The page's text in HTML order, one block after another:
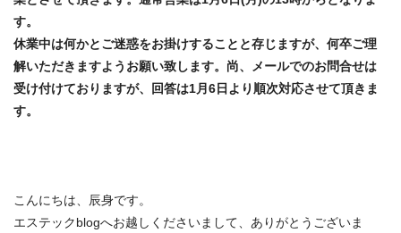
す。
休業中は何かとご迷惑をお掛けすることと存じますが、何卒ご理
解いただきますようお願い致します。尚、メールでのお問合せは
受け付けておりますが、回答は1月6日より順次対応させて頂きま
す。
こんにちは、辰身です。
エステックblogへお越しくださいまして、ありがとうございま